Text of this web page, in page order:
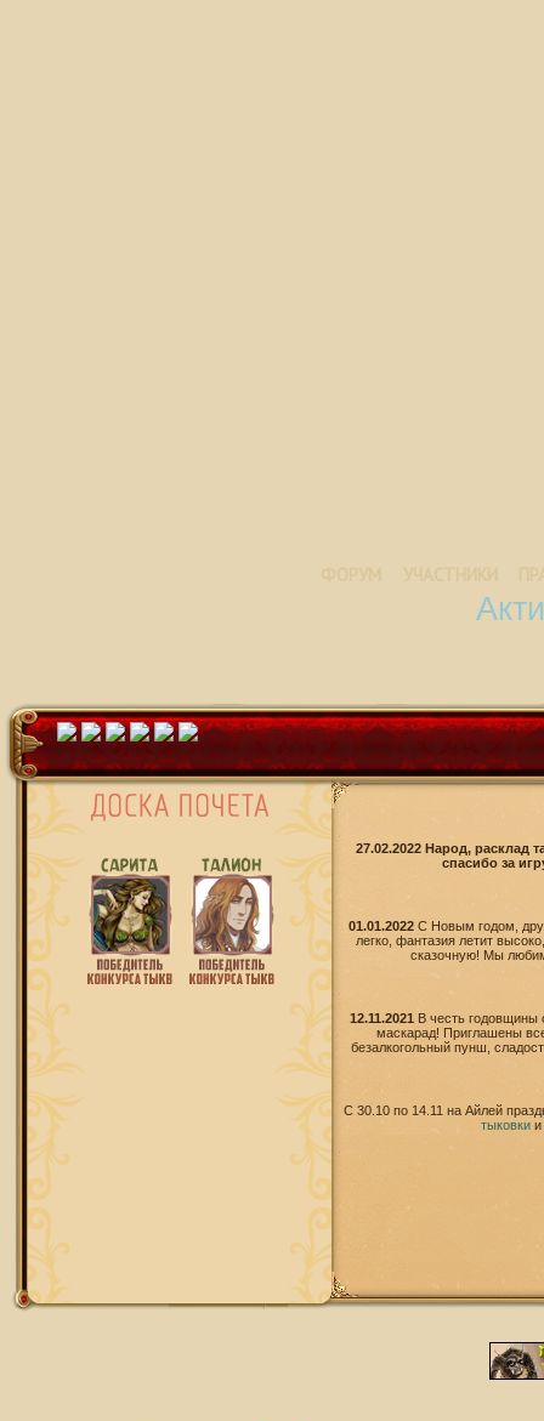
27.02.2022 Народ, расклад
спасибо за
01.01.2022 С Новым годом,
легко, фантазия летит
сказочную! Мы
12.11.2021
В честь годовщины
маскарад! Приглашены
безалкогольный пунш,
С 30.10 по 14.11 на Айлей
тыковкии